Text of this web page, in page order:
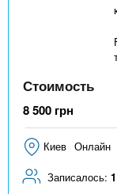
Стоимость
8 500 грн
Киев Онлайн
Записалось: 1